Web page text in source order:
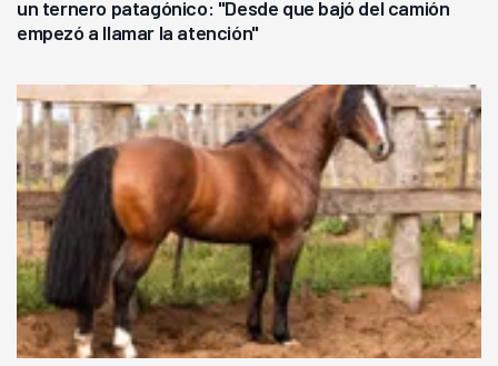
un ternero patagónico: "Desde que bajó del camión
empezó a llamar la atención"